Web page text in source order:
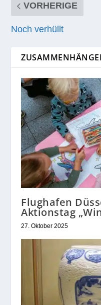
VORHERIGE
Noch verhüllt
Flughafen
Aktionstag
27. Oktober 2025